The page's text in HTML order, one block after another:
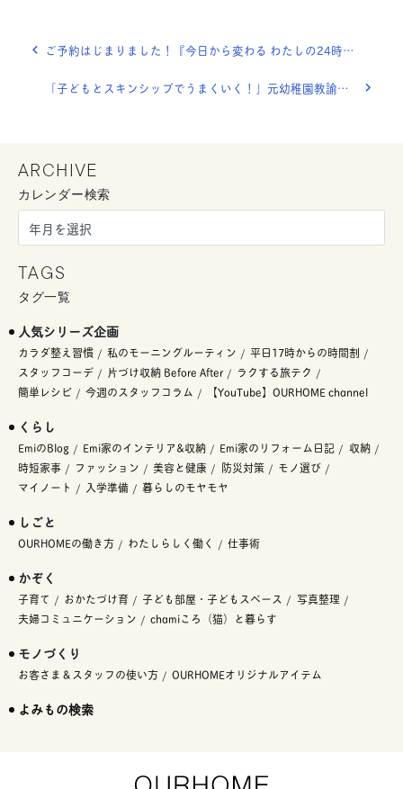
ご予約はじまりました！『今日から変わる わたしの24時間』
「子どもとスキンシップでうまくいく！」元幼稚園教諭、スタッフ岡田の平日17時からの時間割
ARCHIVE
カレンダー検索
TAGS
タグ一覧
人気シリーズ企画
カラダ整え習慣 私のモーニングルーティン
平日17時からの時間割
スタッフコーデ
片づけ収納 Before After
ラクする旅テク
簡単レシピ
今週のスタッフコラム 【YouTube】OURHOME channel
くらし
EmiのBlog Emi家のインテリア&収納 Emi家のリフォーム日記
収納
時短家事
ファッション 美容と健康 防災対策
モノ選び
マイノート
入学準備 暮らしのモヤモヤ
しごと
OURHOMEの働き方 わたしらしく働く 仕事術
かぞく
子育て おかたづけ育 子ども部屋・子どもスペース
写真整理
夫婦コミュニケーション
chamiころ（猫）と暮らす
モノづくり
お客さま＆スタッフの使い方 OURHOMEオリジナルアイテム
よみもの検索